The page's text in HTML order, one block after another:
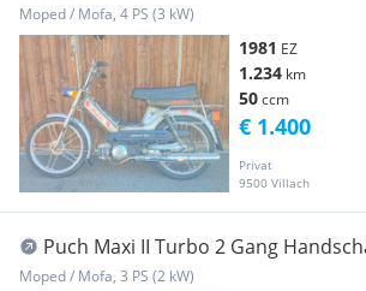
Moped / Mofa, 4 PS (3 kW)
1981 EZ
1.234 km
50ccm
Privat
9500 Villach
€ 1.400
Puch Maxi II Turbo 2 Gang
Moped / Mofa, 3 PS (2 kW)